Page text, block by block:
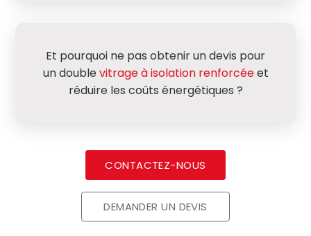
Et pourquoi ne pas obtenir un devis pour
un double vitrage à isolation renforcéeet
réduire les coûts énergétiques ?
CONTACTEZ-NOUS
DEMANDER UN DEVIS